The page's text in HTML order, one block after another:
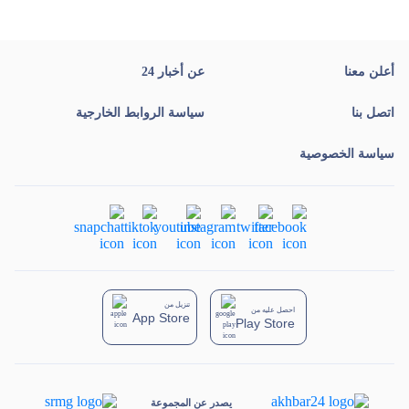
يصدر عن المجموعة
أعلن معنا عن أخبار 24
اتصل بنا سياسة الروابط الخارجية
سياسة الخصوصية
تنزيل من
App Store
احصل عليه من
Play Store